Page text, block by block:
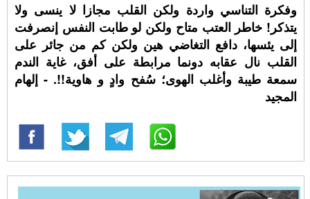
وفكرة التناسي واردة ولكن القلب مجازا لا ينسى ولا
يتذكر! خاطر العتب متاح ولكن لو طابت النفس إنصرفت
إلى يئسها، دافع التغاضي هين ولكن كم من جائر على
القلب نال عقابه دونما مرابطة على أفق، غاية الندم
سمعة طيبة وأغلب الهوى؛ سُفح وادٍ و هاوية!!. - إلهام
المجيد